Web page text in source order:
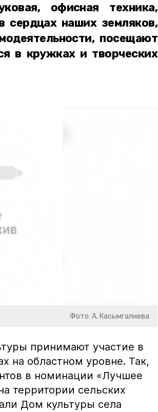
офисная техника,
сердцах наших земляков,
посещают
в кружках и творческих
Фото: А. Касымгалиева
принимают участие в
на областном уровне. Так,
в номинации «Лучшее
территории сельских
Дом культуры села